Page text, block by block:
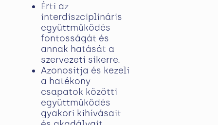
Érti az
interdiszciplináris
együttműködés
fontosságát és
annak hatását a
szervezeti sikerre.
Azonosítja és kezeli
a hatékony
csapatok közötti
együttműködés
gyakori kihívásait